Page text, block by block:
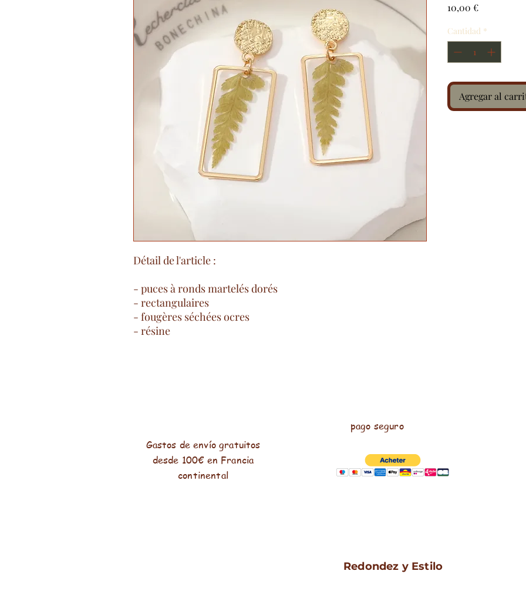
Détail de l'article :
- puces à ronds martelés dorés
- rectangulaires
- fougères séchées ocres
- résine
10,00 €Precio
Cantidad *
Agregar al
pago seguro
Gastos de envío gratuitos
desde 100€ en Francia
continental
Redondez y Estilo